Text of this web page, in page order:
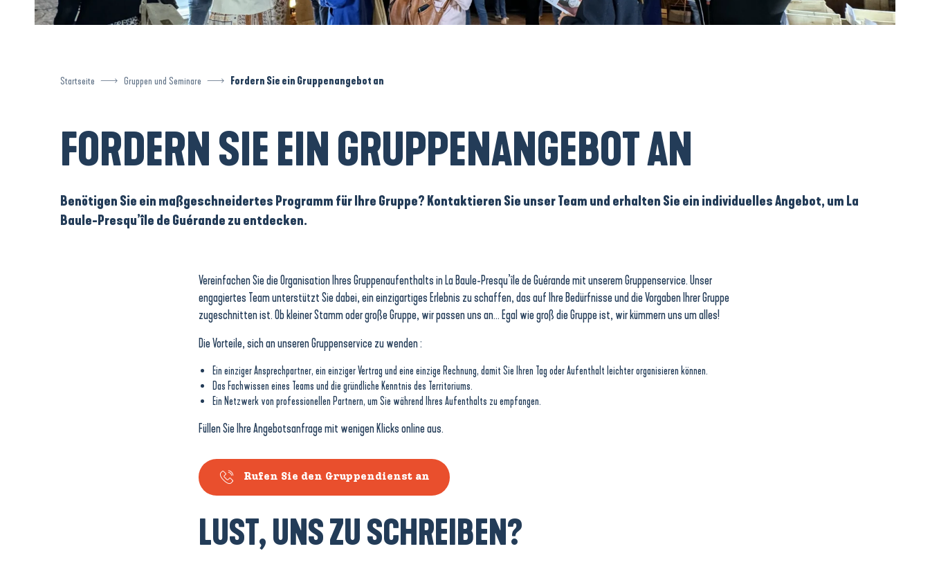
Startseite Gruppen und Seminare Fordern Sie ein Gruppenangebot an
FORDERN SIE EIN GRUPPENANGEBOT AN
Benötigen Sie ein maßgeschneidertes Programm für Ihre Gruppe? Kontaktieren Sie unser Team und erhalten Sie ein individuelles Angebot, um La
Baule-Presqu’île de Guérande zu entdecken.
Vereinfachen Sie die Organisation Ihres Gruppenaufenthalts in La Baule-Presqu’île de Guérande mit unserem Gruppenservice. Unser
engagiertes Team unterstützt Sie dabei, ein einzigartiges Erlebnis zu schaffen, das auf Ihre Bedürfnisse und die Vorgaben Ihrer Gruppe
zugeschnitten ist. Ob kleiner Stamm oder große Gruppe, wir passen uns an… Egal wie groß die Gruppe ist, wir kümmern uns um alles!
Die Vorteile, sich an unseren Gruppenservice zu wenden :
Ein einziger Ansprechpartner, ein einziger Vertrag und eine einzige Rechnung, damit Sie Ihren Tag oder Aufenthalt leichter organisieren können.
Das Fachwissen eines Teams und die gründliche Kenntnis des Territoriums.
Ein Netzwerk von professionellen Partnern, um Sie während Ihres Aufenthalts zu empfangen.
Füllen Sie Ihre Angebotsanfrage mit wenigen Klicks online aus.
Rufen Sie den Gruppendienst an
LUST, UNS ZU SCHREIBEN?